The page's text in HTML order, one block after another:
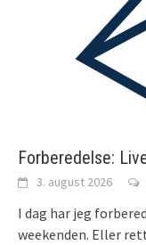
Forberedelse:
3. august 2026
I dag har jeg
weekenden. Eller